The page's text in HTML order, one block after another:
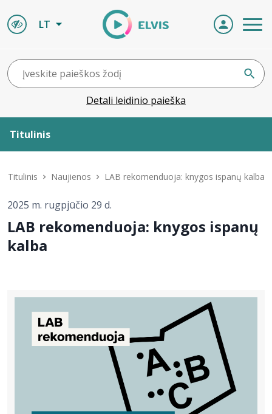
LT
Detali leidinio paieška
Titulinis
Leidiniai
ELVIS atvyksta
+370 667 80 541
info@elvislab.lt
Titulinis Naujienos LAB rekomenduoja: knygos ispanų kalba
2025 m. rugpjūčio 29 d.
LAB rekomenduoja: knygos ispanų
kalba